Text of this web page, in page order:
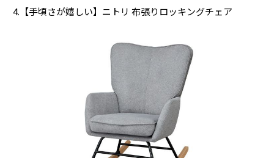
4.【手頃さが嬉しい】ニトリ 布張りロッキングチェア